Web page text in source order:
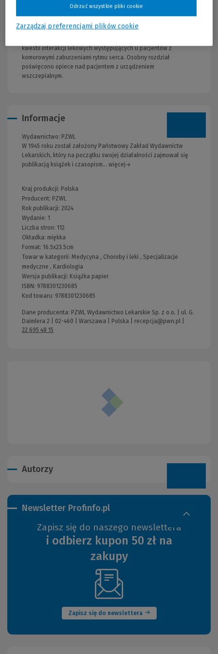
takich zaburzeń rytmu serca. Opisano także postępowanie w
choroby strukturalnej, pierwotne choroby elektryczne serca,
kwestii interakcji lekowych występujących u pacjentów z
komorowymi zaburzeniami rytmu serca. Osobny rozdział
poświęcono opiece nad pacjentem z urządzeniem
wszczepialnym.
Informacje
Wydawnictwo: PZWL
W 1945 roku został założony Państwowy Zakład Wydawnictw
Lekarskich, który na początku swojej działalności zajmował się
publikacją książek i czasopism... więcej→
Kraj produkcji: Polska
Producent: PZWL
Rok publikacji: 2024
Wydanie: 1
Liczba stron: 112
Okładka: miękka
Format: 16.5x23.5cm
Towar w kategorii: Medycyna , Choroby i leki , Specjalizacje
medyczne , Kardiologia
Wersja publikacji: Książka papier
ISBN: 9788301230685
Kod towaru: 9788301230685
Dane producenta: PZWL Wydawnictwo Lekarskie Sp. z o.o. | ul. G.
Daimlera 2 | 02-460 | Warszawa | Polska | recepcja@pwn.pl
22 695 48 15
Autorzy
Newsletter Profinfo.pl
Zapisz się do naszego newslettera
i odbierz kupon 50 zł na
zakupy
Zapisz się do newslettera
(Nowe
okno)
Zarządzaj preferencjami plików cookie
Odrzuć wszystkie pliki cookie